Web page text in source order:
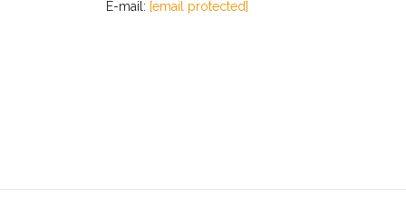
E-mail: [email protected]